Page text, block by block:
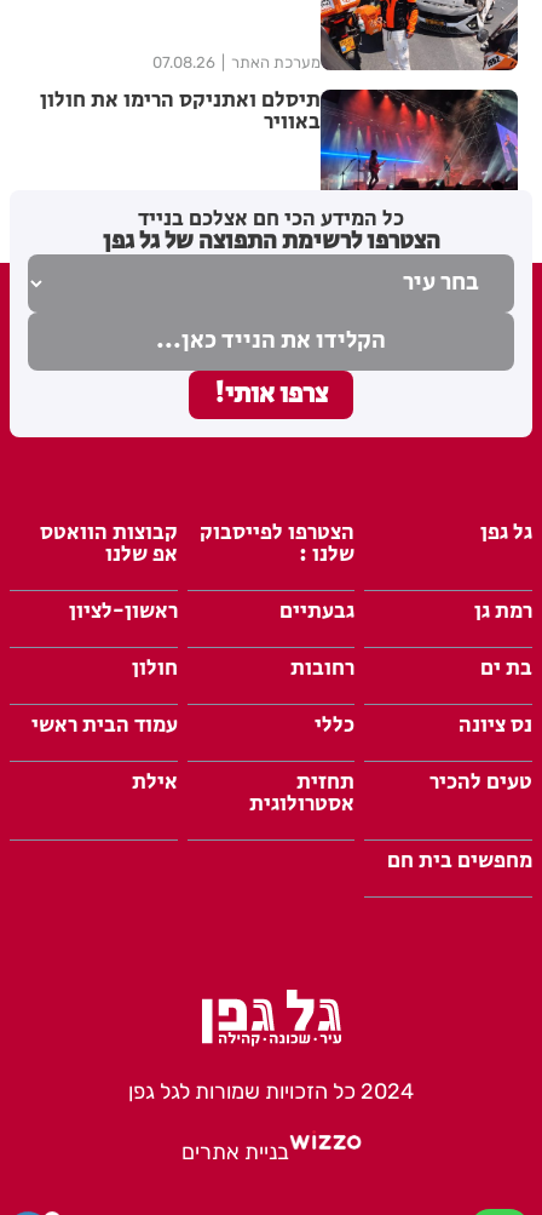
מערכת האתר 07.08.26
תיסלם ואתניקס הרימו את חולון
באוויר
כל המידע הכי חם אצלכם בנייד
הצטרפו לרשימת התפוצה של גל גפן
גל גפן הצטרפו לפייסבוק
שלנו :
קבוצות הוואטס
אפ שלנו
רמת גן
גבעתיים
ראשון-לציון
בת ים
רחובות
חולון
נס ציונה
כללי
עמוד הבית ראשי
טעים להכיר
תחזית
אסטרולוגית
אילת
מחפשים בית חם
2024 כל הזכויות שמורות לגל גפן
בניית אתרים